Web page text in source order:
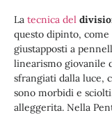
La tecnica del
questo dipinto,
giustapposti a
linearismo giovanile
sfrangiati dalla luce,
sono morbidi e
alleggerita. Nella